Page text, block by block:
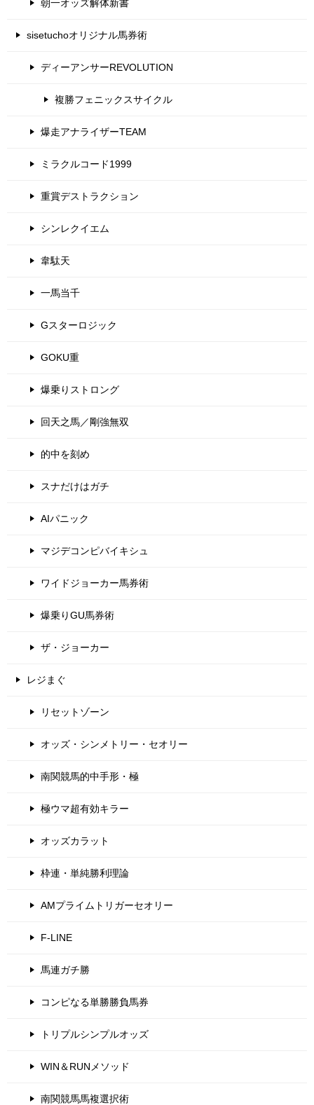
朝一オッズ解体新書
sisetuchoオリジナル馬券術
ディーアンサーREVOLUTION
複勝フェニックスサイクル
爆走アナライザーTEAM
ミラクルコード1999
重賞デストラクション
シンレクイエム
韋駄天
一馬当千
Gスターロジック
GOKU重
爆乗りストロング
回天之馬／剛強無双
的中を刻め
スナだけはガチ
AIパニック
マジデコンピバイキシュ
ワイドジョーカー馬券術
爆乗りGU馬券術
ザ・ジョーカー
レジまぐ
リセットゾーン
オッズ・シンメトリー・セオリー
南関競馬的中手形・極
極ウマ超有効キラー
オッズカラット
枠連・単純勝利理論
AMプライムトリガーセオリー
F-LINE
馬連ガチ勝
コンピなる単勝勝負馬券
トリプルシンプルオッズ
WIN＆RUNメソッド
南関競馬馬複選択術